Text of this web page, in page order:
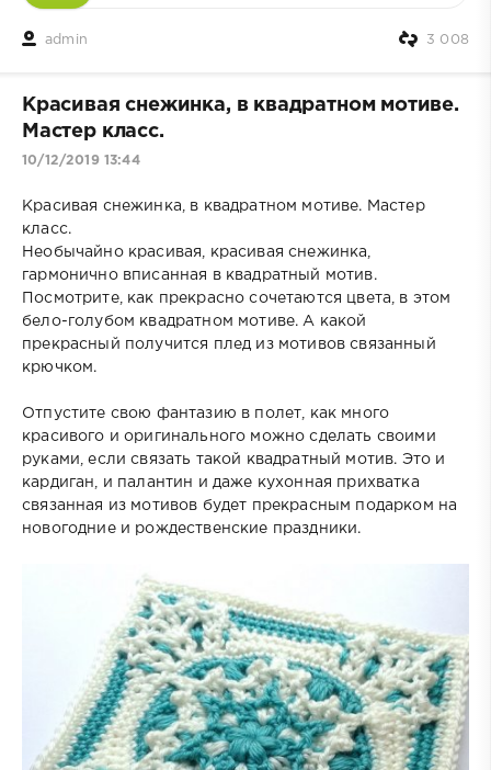
admin 3 008
Красивая снежинка, в квадратном мотиве.
Мастер класс.
10/12/2019 13:44
Красивая снежинка, в квадратном мотиве. Мастер
класс.
Необычайно красивая, красивая снежинка,
гармонично вписанная в квадратный мотив.
Посмотрите, как прекрасно сочетаются цвета, в этом
бело-голубом квадратном мотиве. А какой
прекрасный получится плед из мотивов связанный
крючком.
Отпустите свою фантазию в полет, как много
красивого и оригинального можно сделать своими
руками, если связать такой квадратный мотив. Это и
кардиган, и палантин и даже кухонная прихватка
связанная из мотивов будет прекрасным подарком на
новогодние и рождественские праздники.